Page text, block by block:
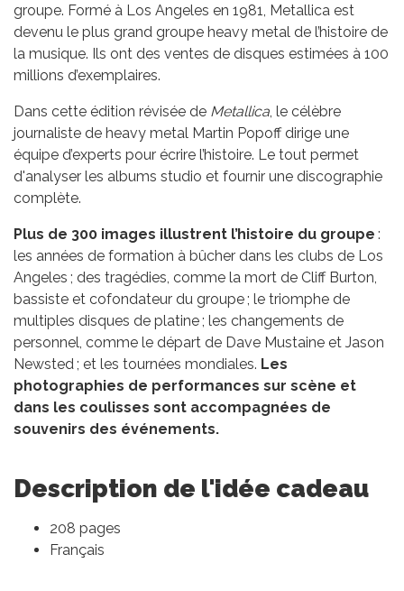
groupe. Formé à Los Angeles en 1981, Metallica est
devenu le plus grand groupe heavy metal de l’histoire de
la musique. Ils ont des ventes de disques estimées à 100
millions d’exemplaires.
Dans cette édition révisée de Metallica , le célèbre
journaliste de heavy metal Martin Popoff dirige une
équipe d’experts pour écrire l’histoire. Le tout permet
d'analyser les albums studio et fournir une discographie
complète.
Plus de 300 images illustrent l’histoire du groupe :
les années de formation à bûcher dans les clubs de Los
Angeles ; des tragédies, comme la mort de Cliff Burton,
bassiste et cofondateur du groupe ; le triomphe de
multiples disques de platine ; les changements de
personnel, comme le départ de Dave Mustaine et Jason
Newsted ; et les tournées mondiales. Les
photographies de performances sur scène et
dans les coulisses sont accompagnées de
souvenirs des événements.
Description de l'idée cadeau
208 pages
Français